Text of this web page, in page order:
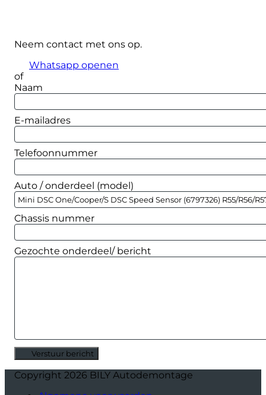
Neem contact met ons op.
Whatsapp openen
of
Naam
E-mailadres
Telefoonnummer
Auto / onderdeel (model)
Chassis nummer
Gezochte onderdeel/ bericht
Verstuur bericht
Copyright 2026 BILY Autodemontage